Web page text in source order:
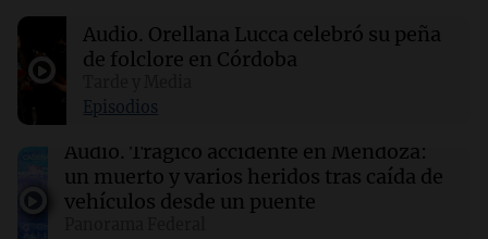
La Alianza Internacional de Migraña busca
priorizar la enfermedad como un tema de
salud pública
17:00
River se mide ante Tigre en un duelo crucial
para el futuro de Coudet
Audio. Orellana Lucca celebró su peña
de folclore en Córdoba
Episodios
Audio. Trágico accidente en Mendoza:
un muerto y varios heridos tras caída de
vehículos desde un puente